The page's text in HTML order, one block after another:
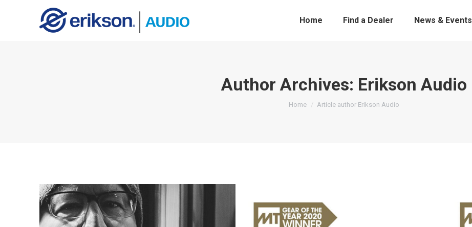
Home Find a Dealer News & Events
Author Archives: Erikson Audio
You are here:
Home Article author Erikson Audio